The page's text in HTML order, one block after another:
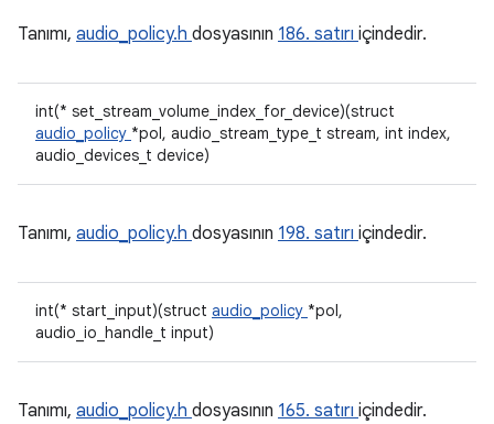
Tanımı, audio_policy.h dosyasının 186. satırı içindedir.
int(* set_stream_volume_index_for_device)(struct
audio_policy *pol, audio_stream_type_t stream, int index,
audio_devices_t device)
Tanımı, audio_policy.h dosyasının 198. satırı içindedir.
int(* start_input)(struct audio_policy *pol,
audio_io_handle_t input)
Tanımı, audio_policy.h dosyasının 165. satırı içindedir.